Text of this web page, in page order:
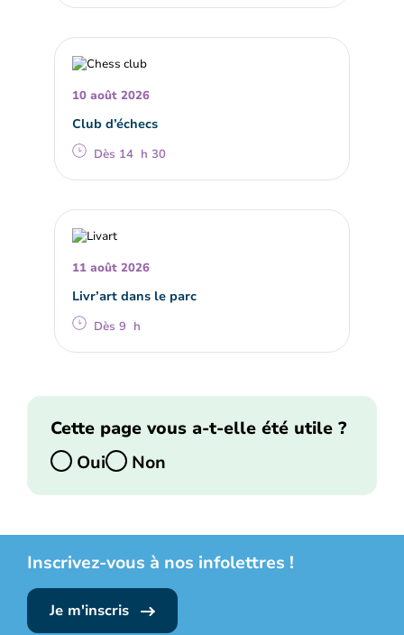
10 août 2026
Club d’échecs
Dès 14 h 30
11 août 2026
Livr’art dans le parc
Dès 9 h
Cette page vous a-t-elle été utile ?
Oui
Non
Inscrivez-vous à nos infolettres !
Je m'inscris